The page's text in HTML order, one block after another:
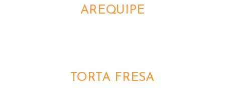
AREQUIPE
TORTA FRESA